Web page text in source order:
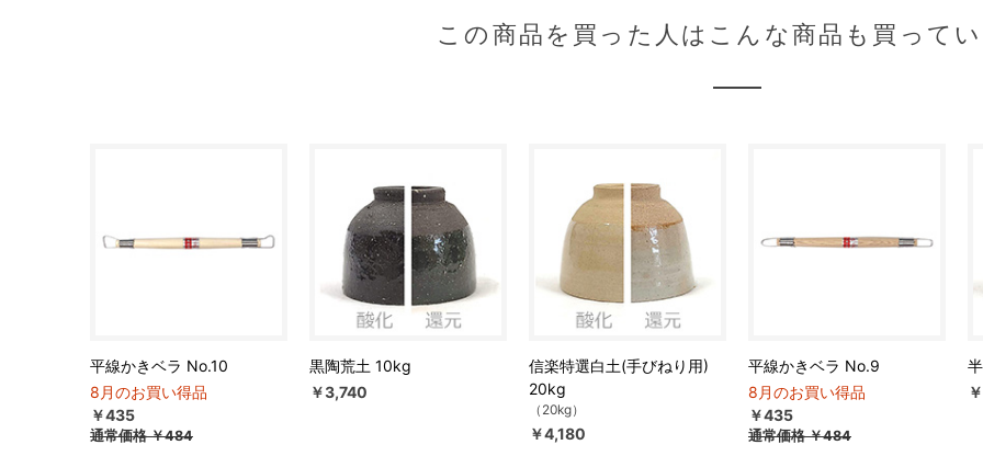
この商品を買った人はこんな商品も買って
平線かきベラ No.10
8月のお買い得品
￥435
通常価格￥484
黒陶荒土 10kg
￥3,740
信楽特選白土(手びねり用)
20kg
（20kg）
￥4,180
平線かきベラ No.9
8月のお買い得品
￥435
通常価格￥484